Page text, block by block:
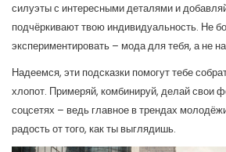
силуэты с интересными деталями и
подчёркивают твою индивидуальность. Не
экспериментировать – мода для тебя, а не
Надеемся, эти подсказки помогут тебе
хлопот. Примеряй, комбинируй, делай свои
соцсетях – ведь главное в трендах
радость от того, как ты выглядишь.